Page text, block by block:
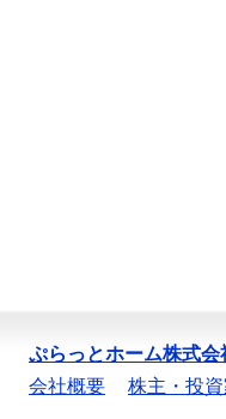
ぷらっとホーム株式会
会社概要
株主・投